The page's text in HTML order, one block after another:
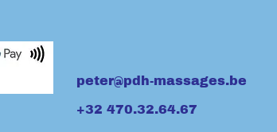
peter@pdh-massages.be
+32 470.32.64.67